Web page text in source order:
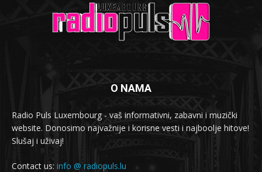
O NAMA
Radio Puls Luxembourg - vaš informativni, zabavni i muzički
website. Donosimo najvažnije i korisne vesti i najboolje hitove!
Slušaj i uživaj!
Contact us: info @ radiopuls.lu